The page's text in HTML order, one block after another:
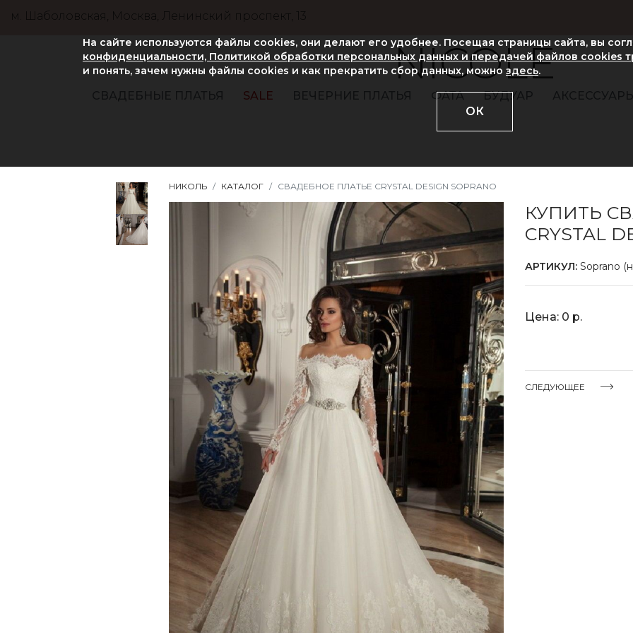
м. Шаболовская, Москва, Ленинский проспект, 13
NICOLE
СВАДЕБНЫЕ ПЛАТЬЯ SALE ВЕЧЕРНИЕ ПЛАТЬЯ ФАТА БУДУАР
НИКОЛЬ КАТАЛОГ СВАДЕБНОЕ ПЛАТЬЕ CRYSTAL DESIGN SOPRANO
КУПИТЬ
CRYSTAL
АРТИКУЛ: Soprano
Цена: 0 р.
СЛЕДУЮЩЕЕ
На сайте используются файлы cookies, они делают его удобнее. Посещая страницы сайта, вы
конфиденциальности, Политикой обработки персональных данных и передачей файлов cookies
и понять, зачем нужны файлы сookies и как прекратить сбор данных, можно здесь.
ОК